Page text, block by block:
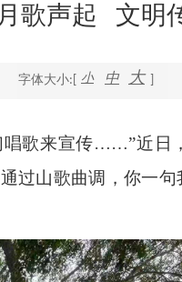
询
在
歌声起 文明
字体大小:[ 小 中 大
歌来宣传……”近日
过山歌曲调，你一